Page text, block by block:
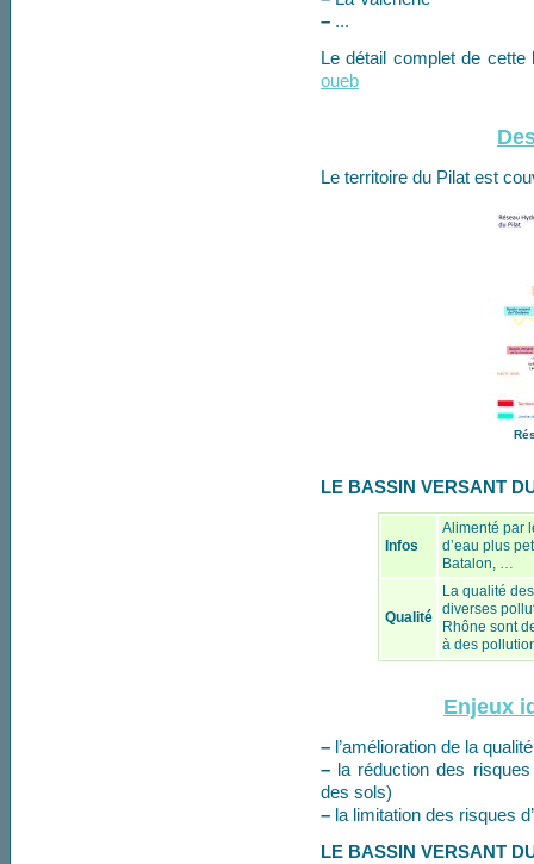
– ...
Le détail complet de
oueb
Le territoire du Pilat est
LE BASSIN VERSANT
Infos
Alimenté par
d’eau plus
Batalon, …
Qualité
La qualité
diverses
Rhône sont
à des
Enjeux
– l’amélioration de la
– la réduction des risques
des sols)
– la limitation des risques
LE BASSIN VERSANT